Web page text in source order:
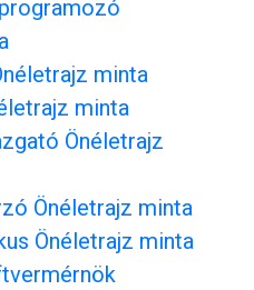
minta
minta
Önéletrajz
Önéletrajz minta
Önéletrajz minta